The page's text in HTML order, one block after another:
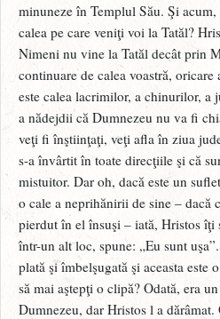
minuneze în Templul Său. Şi acum,
calea pe care veniţi voi la Tatăl?
Nimeni nu vine la Tatăl decât prin
continuare de calea voastră,
este calea lacrimilor, a chinurilor, a
a nădejdii că Dumnezeu nu va fi
veţi fi înştiinţaţi, veţi afla în ziua
s-a învârtit în toate direcţiile şi că
mistuitor. Dar oh, dacă este un
o cale a neprihănirii de sine – dacă
pierdut în el însuşi – iată, Hristos îţi
într-un alt loc, spune: „Eu sunt
plată şi îmbelşugată şi aceasta este
să mai aştepţi o clipă? Odată, era
Dumnezeu, dar Hristos l a dărâmat.